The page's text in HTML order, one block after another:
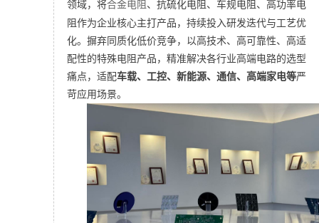
领域，将合金电阻、抗硫化电阻、车规电阻、高功率电
阻作为企业核心主打产品，持续投入研发迭代与工艺优
化。摒弃同质化低价竞争，以高技术、高可靠性、高适
配性的特殊电阻产品，精准解决各行业高端电路的选型
痛点，适配车载、工控、新能源、通信、高端家电等严
苛应用场景。